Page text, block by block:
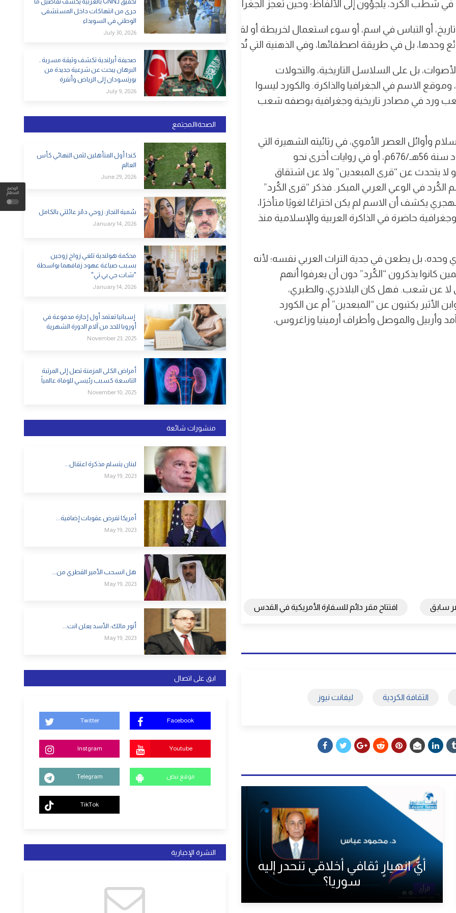
الوضع
المظلم
الكُرد، يلجؤون إلى الألفاظ؛ وحين تعجز الجغرافيا عن إنكار الأمة، يستدعون المعجم لسرقة اسمها.
أو التباس في اسم، أو سوء استعمال لخريطة أو لقب، بل منهج كامل يريد أن ينتهي دائمًا إلى النتيجة نفسها،
بل في طريقة اصطفائها، وفي الذهنية التي تُحاكم بها، وفي الغاية السياسية التي تقف خلف هذا كله.
بل على السلاسل التاريخية، والتحولات
الاسم في الجغرافيا والذاكرة. والكورد ليسوا
ورد في مصادر تاريخية وجغرافية بوصفه شعب
وأوائل العصر الأموي، في رثائيته الشهيرة التي
قالها وهو يحتضر في طريق خراسان، غالبًا في حدود سنة 56هـ/676م، أو في روايات أخرى نحو
فهو لا يتحدث عن “قرى المبعدين” ولا عن اشتقاق
في الوعي العربي المبكر. فذكر “قرى الكُرد”
يكشف أن الاسم لم يكن اختراعًا لغويًا متأخرًا،
حاضرة في الذاكرة العربية والإسلامية منذ
وحده، بل يطعن في جدية التراث العربي نفسه؛ لأنه
كانوا يذكرون “الكُرد” دون أن يعرفوا أنهم
لا عن شعب. فهل كان البلاذري، والطبري،
الأثير يكتبون عن “المبعدين” أم عن الكورد
وأربيل والموصل وأطراف أرمينيا وزاغروس،
سابق افتتاح مقر دائم للسفارة الأمريكية في القدس
الثقافة الكردية ليفانت نيوز
الرأي
أيُّ انهيارٍ ثقافي أخلاقي تنحدر إليه
سوريا؟
جرى من انتهاكات داخل المستشفى
الوطني في السويداء
July 30, 2026
صحيفة أيرلندية تكشف وثيقة مسربة..
البرهان يبحث عن شرعية جديدة من
بورتسودان إلى الرياض وأنقرة
July 9, 2026
الصحة|المجتمع
كندا أول المتأهلين لثمن النهائي كأس
العالم
June 29, 2026
سُمية النجار: زوجي دمّر عائلتي بالكامل
January 14, 2026
محكمة هولندية تلغي زواج زوجين
بسبب صياغة عهود زفافهما بواسطة
"شات جي بي تي"
January 14, 2026
إسبانيا تعتمد أول إجازة مدفوعة في
أوروبا للحد من آلام الدورة الشهرية
November 23, 2025
أمراض الكلى المزمنة تصل إلى المرتبة
التاسعة كسبب رئيسي للوفاة عالمياً
November 10, 2025
منشورات شائعة
لبنان يتسلم مذكرة اعتقال...
May 19, 2023
أمريكا تفرض عقوبات إضافية...
May 19, 2023
هل انسحب الأمير القطري من...
May 19, 2023
أنور مالك: الأسد يعلن انت...
May 19, 2023
ابق على اتصال
Twitter Facebook
Instgram Youtube
Telegram موقع نبض
TikTok
النشرة الإخبارية